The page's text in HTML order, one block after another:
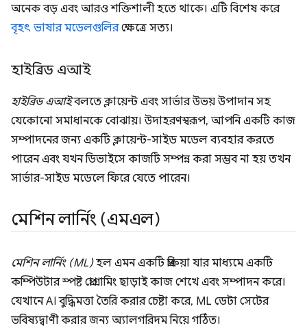
অনেক বড় এবং আরও শক্তিশালী হতে থাকে। এটি বিশেষ করে
বৃহৎ ভাষার মডেলগুলিরক্ষেত্রে সত্য।
হাইব্রিড এআই
হাইব্রিড এআইবলতে ক্লায়েন্ট এবং সার্ভার উভয় উপাদান সহ
যেকোনো সমাধানকে বোঝায়। উদাহরণস্বরূপ, আপনি একটি কাজ
সম্পাদনের জন্য একটি ক্লায়েন্ট-সাইড মডেল ব্যবহার করতে
পারেন এবং যখন ডিভাইসে কাজটি সম্পন্ন করা সম্ভব না হয় তখন
সার্ভার-সাইড মডেলে ফিরে যেতে পারেন।
মেশিন লার্নিং (এমএল)
মেশিন লার্নিং (ML)হল এমন একটি প্রক্রিয়া যার মাধ্যমে একটি
কম্পিউটার স্পষ্ট প্রোগ্রামিং ছাড়াই কাজ শেখে এবং সম্পাদন করে।
যেখানে AI বুদ্ধিমত্তা তৈরি করার চেষ্টা করে, ML ডেটা সেটের
ভবিষ্যদ্বাণী করার জন্য অ্যালগরিদম নিয়ে গঠিত।